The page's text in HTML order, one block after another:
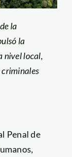
la
la
nivel local,
criminales
Penal de